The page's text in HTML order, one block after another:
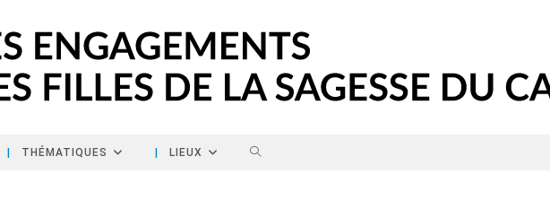
THÉMATIQUES LIEUX TOGGLE WEBSITE SEARCH